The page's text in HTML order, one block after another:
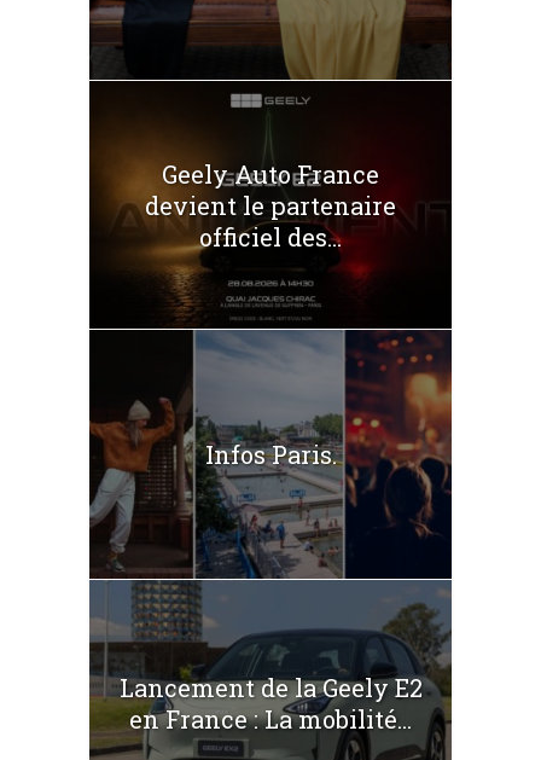
Geely Auto France
devient le partenaire
officiel des...
Infos Paris.
Lancement de la Geely E2
en France : La mobilité...